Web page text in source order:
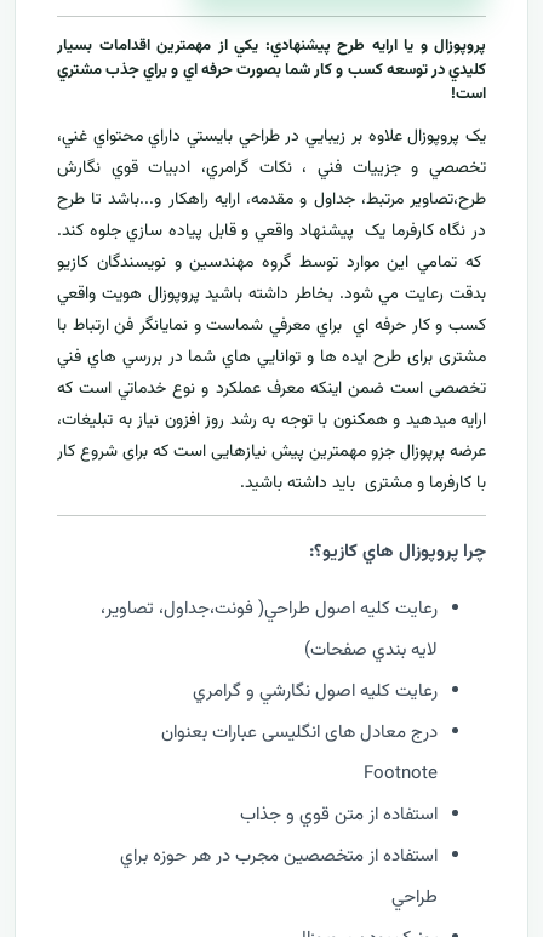
پروپوزال و يا ارايه طرح پيشنهادي: يکي از مهمترين اقدامات بسيار
کليدي در توسعه کسب و کار شما بصورت حرفه اي و براي جذب مشتري
است!
يک پروپوزال علاوه بر زيبايي در طراحي بايستي داراي محتواي غني،
تخصصي و جزييات فني ، نکات گرامري، ادبيات قوي نگارش
طرح،تصاوير مرتبط، جداول و مقدمه، ارایه راهکار و...باشد تا طرح
در نگاه کارفرما يک پيشنهاد واقعي و قابل پياده سازي جلوه کند.
که تمامي اين موارد توسط گروه مهندسين و نويسندگان کازيو
بدقت رعايت مي شود. بخاطر داشته باشيد پروپوزال هويت واقعي
کسب و کار حرفه اي براي معرفيشماست و نمایانگر فن ارتباط با
مشتری برای طرح ايده ها و توانايي هاي شما در بررسي هاي فني
تخصصی است ضمن اینکه معرف عملکرد و نوع خدماتي است که
ارايه ميدهید و همکنون با توجه به رشد روز افزون نياز به تبليغات،
عرضه پرپوزال جزو مهمترين پیش نیازهایی است که برای شروع کار
با کارفرما و مشتری بايد داشته باشيد.
چرا پروپوزال هاي کازيو؟:
رعايت کليه اصول طراحي( فونت،جداول، تصاوير،
لايه بندي صفحات)
رعايت کليه اصول نگارشي و گرامري
درج معادل های انگلیسی عبارات بعنوان
Footnote
استفاده از متن قوي و جذاب
استفاده از متخصصين مجرب در هر حوزه براي
طراحي